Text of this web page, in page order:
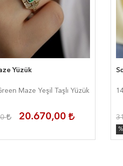
Yüzük
Maze Yeşil Taşlı Yüzük
20.670,00